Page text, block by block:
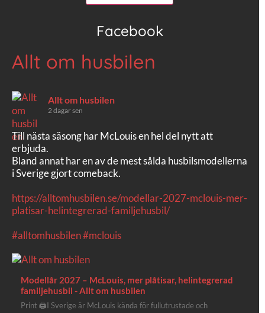
Facebook
Allt om husbilen
Allt om husbilen
2 dagar sen
Till nästa säsong har McLouis en hel del nytt att
erbjuda.
Bland annat har en av de mest sålda husbilsmodellerna
i Sverige gjort comeback.
https://alltomhusbilen.se/modellar-2027-mclouis-mer-
platisar-helintegrerad-familjehusbil/
#alltomhusbilen#mclouis
Modellår 2027 – McLouis, mer plåtisar, helintegrerad
familjehusbil - Allt om husbilen
Print 🖨I Sverige är McLouis kända för fullutrustade och